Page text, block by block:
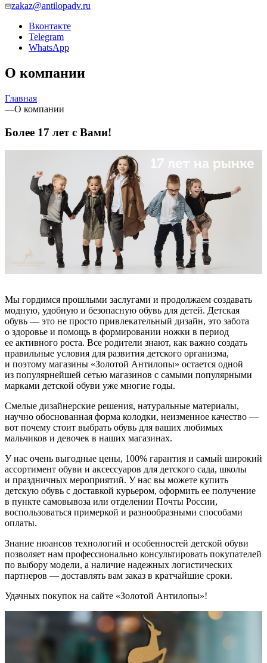
zakaz@antilopadv.ru
Вконтакте
Telegram
WhatsApp
О компании
Главная
—О компании
Более 17 лет с Вами!
Мы гордимся прошлыми заслугами и продолжаем создавать
модную, удобную и безопасную обувь для детей. Детская
обувь — это не просто привлекательный дизайн, это забота
о здоровье и помощь в формировании ножки в период
ее активного роста. Все родители знают, как важно создать
правильные условия для развития детского организма,
и поэтому магазины «Золотой Антилопы» остается одной
из популярнейшей сетью магазинов с самыми популярными
марками детской обуви уже многие годы.
Смелые дизайнерские решения, натуральные материалы,
научно обоснованная форма колодки, неизменное качество —
вот почему стоит выбрать обувь для ваших любимых
мальчиков и девочек в наших магазинах.
У нас очень выгодные цены, 100% гарантия и самый широкий
ассортимент обуви и аксессуаров для детского сада, школы
и праздничных мероприятий. У нас вы можете купить
детскую обувь с доставкой курьером, оформить ее получение
в пункте самовывоза или отделении Почты России,
воспользоваться примеркой и разнообразными способами
оплаты.
Знание нюансов технологий и особенностей детской обуви
позволяет нам профессионально консультировать покупателей
по выбору модели, а наличие надежных логистических
партнеров — доставлять вам заказ в кратчайшие сроки.
Удачных покупок на сайте «Золотой Антилопы»!